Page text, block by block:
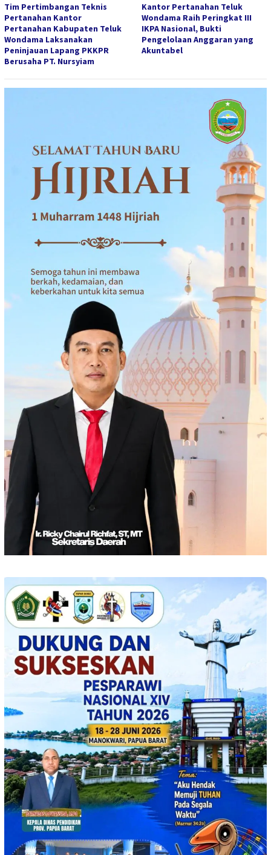
Tim Pertimbangan Teknis
Pertanahan Kantor
Pertanahan Kabupaten Teluk
Wondama Laksanakan
Peninjauan Lapang PKKPR
Berusaha PT. Nursyiam
Kantor Pertanahan Teluk
Wondama Raih Peringkat III
IKPA Nasional, Bukti
Pengelolaan Anggaran yang
Akuntabel